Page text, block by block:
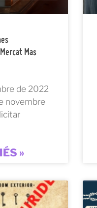
Mas
de 2022
novembre
»